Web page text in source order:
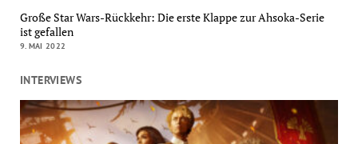
Große Star Wars-Rückkehr: Die erste Klappe zur Ahsoka-Serie
ist gefallen
9. MAI 2022
INTERVIEWS